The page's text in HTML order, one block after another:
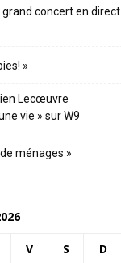
concert en direct
»
Lecœuvre
vie » sur W9
ménages »
V S D